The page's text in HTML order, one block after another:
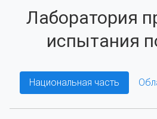
Лаборатория
испытания
Национальная часть